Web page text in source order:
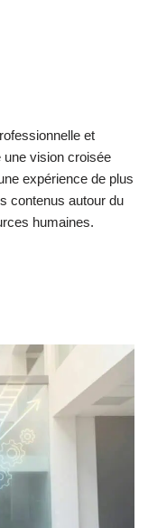
et
une vision croisée
expérience de plus
contenus autour du
humaines.